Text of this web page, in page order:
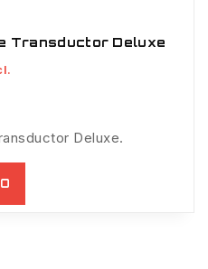
Transductor Deluxe
Deluxe.